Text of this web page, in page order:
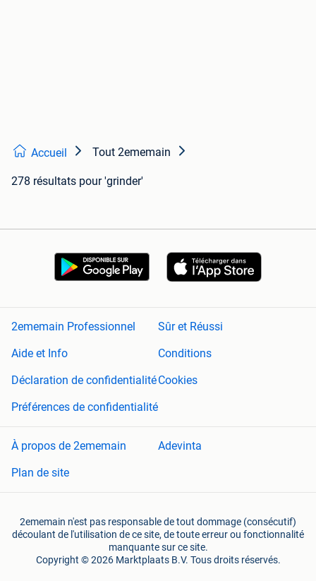
Accueil Tout 2ememain
278 résultats pour 'grinder'
2ememain Professionnel
Sûr et Réussi
Aide et Info
Conditions
Déclaration de confidentialitéCookies
Préférences de confidentialité
À propos de 2ememain
Adevinta
Plan de site
2ememain n'est pas responsable de tout dommage (consécutif)
découlant de l'utilisation de ce site, de toute erreur ou fonctionnalité
manquante sur ce site.
Copyright © 2026 Marktplaats B.V. Tous droits réservés.